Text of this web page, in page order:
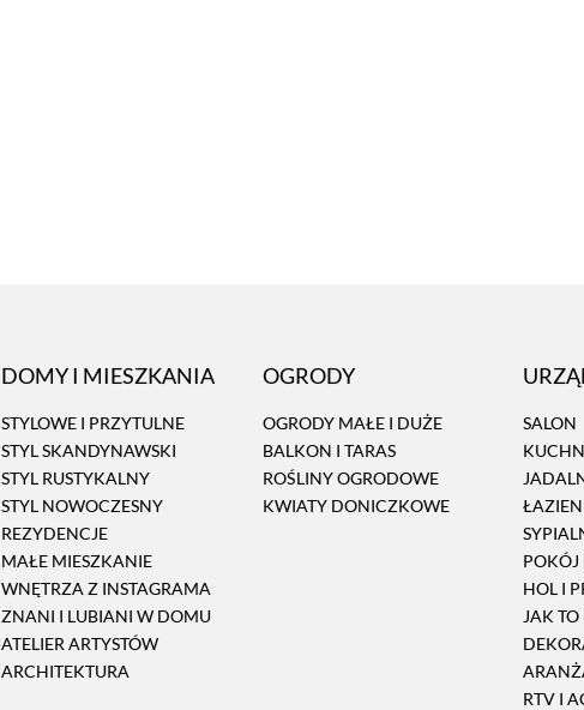
DOMY I MIESZKANIA
STYLOWE I PRZYTULNE
STYL SKANDYNAWSKI
STYL RUSTYKALNY
STYL NOWOCZESNY
REZYDENCJE
MAŁE MIESZKANIE
WNĘTRZA Z INSTAGRAMA
ZNANI I LUBIANI W DOMU
ATELIER ARTYSTÓW
ARCHITEKTURA
OGRODY
OGRODY MAŁE I DUŻE
BALKON I TARAS
ROŚLINY OGRODOWE
KWIATY DONICZKOWE
SALON
HOL I
JAK
RTV I